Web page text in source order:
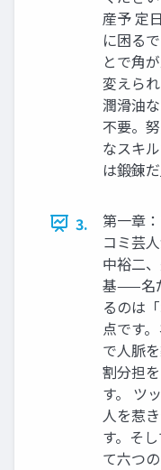
産予 定
に困る
とで角
変えら
潤滑油
不要。
なスキ
は鍛錬
3.
第一章
コミ芸
中裕二
基——名
るのは
点です
で人脈
割分担
す。 ツ
人を惹
す。そ
て六つ